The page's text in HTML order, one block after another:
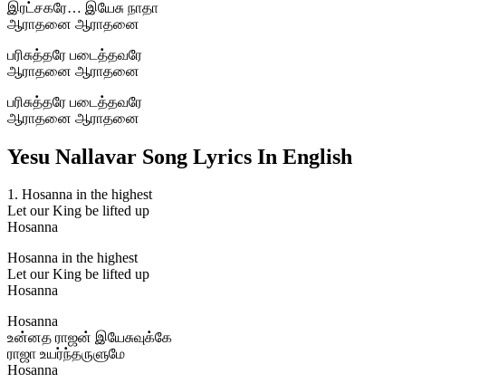
இரட்சகரே… இயேசு நாதா
ஆராதனை ஆராதனை
பரிசுத்தரே படைத்தவரே
ஆராதனை ஆராதனை
பரிசுத்தரே படைத்தவரே
ஆராதனை ஆராதனை
Yesu Nallavar Song Lyrics In English
1. Hosanna in the highest
Let our King be lifted up
Hosanna
Hosanna in the highest
Let our King be lifted up
Hosanna
Hosanna
உன்னத ராஜன் இயேசுவுக்கே
ராஜா உயர்ந்தருளுமே
Hosanna